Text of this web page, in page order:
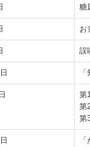
糖
お
誤
第
第
第